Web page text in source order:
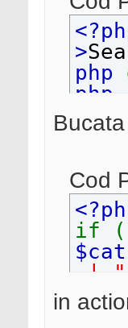
>
php
php
xt%
php
}
if (
| "
Cod
if (
$cat
| "
}
?>
in